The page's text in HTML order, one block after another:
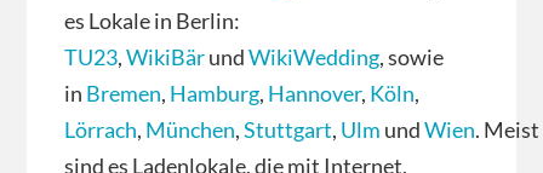
es Lokale in Berlin:
TU23,WikiBärundWikiWedding, sowie
in Bremen, Hamburg, Hannover, Köln,
Lörrach, München,Stuttgart, Ulm undWien. Meist
sind es Ladenlokale, die mit Internet,